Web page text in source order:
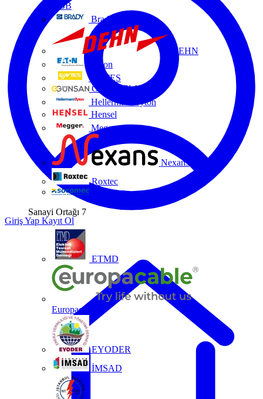
ABB
Brady
DEHN
Eaton
ENTES
Günsan Elektrik
HellermannTyton
Hensel
Megger
Nexans
Roxtec
Socomec
Sanayi Ortağı 7
ETMD
Europacable
EYODER
İMSAD
Giriş Yap Kayıt Ol